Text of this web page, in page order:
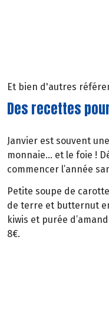
Et bien d'autres
Des recettes
Janvier est souvent
monnaie… et le foie !
commencer l’année
Petite soupe de
de terre et butternut
kiwis et purée
8€.